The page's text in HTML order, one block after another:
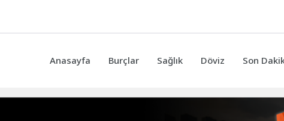
Anasayfa Burçlar Sağlık Döviz Son